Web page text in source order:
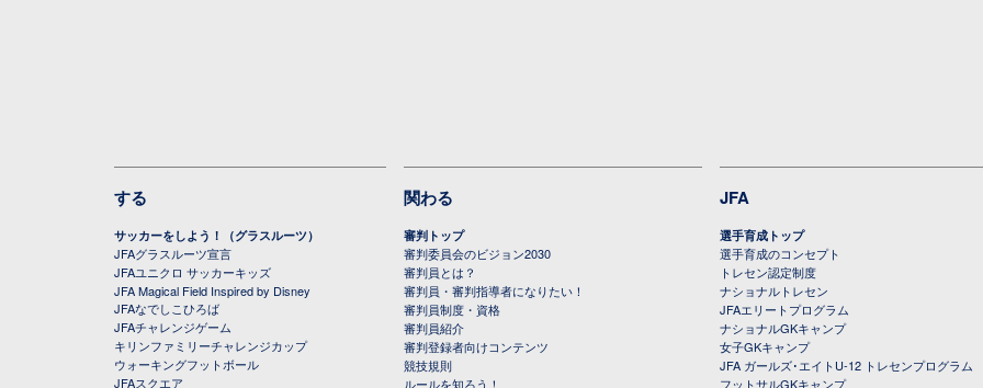
する
サッカーをしよう！（グラスルーツ）
JFAグラスルーツ宣言
JFAユニクロ サッカーキッズ
JFA Magical Field Inspired by Disney
JFAなでしこひろば
JFAチャレンジゲーム
キリンファミリーチャレンジカップ
ウォーキングフットボール
JFAスクエア
関わる
審判トップ
審判委員会のビジョン2030
審判員とは？
審判員・審判指導者になりたい！
審判員制度・資格
審判員紹介
審判登録者向けコンテンツ
競技規則
ルールを知ろう！
JFA
選手育成トップ
選手育成のコンセプト
トレセン認定制度
ナショナルトレセン
JFAエリートプログラム
ナショナルGKキャンプ
女子GKキャンプ
JFA ガールズ･エイトU-12 トレセンプログラム
フットサルGKキャンプ